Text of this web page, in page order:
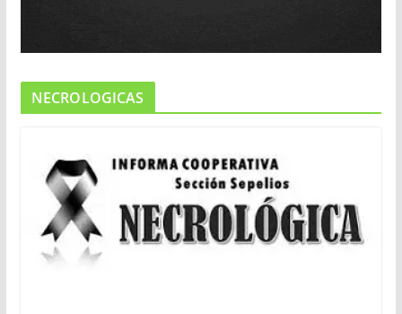
NECROLOGICAS